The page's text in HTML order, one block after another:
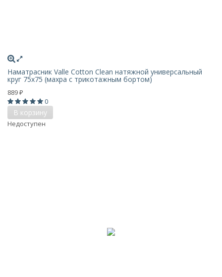
Наматрасник Valle Cotton Clean натяжной универсальный
круг 75х75 (махра с трикотажным бортом)
889 ₽
0
В корзину
Недоступен